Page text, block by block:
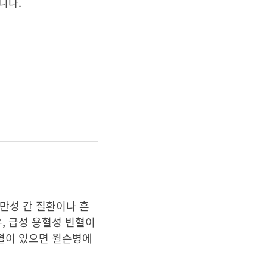
성 간 질환이나 흔
급성 용혈성 빈혈이
있으면 윌슨병에